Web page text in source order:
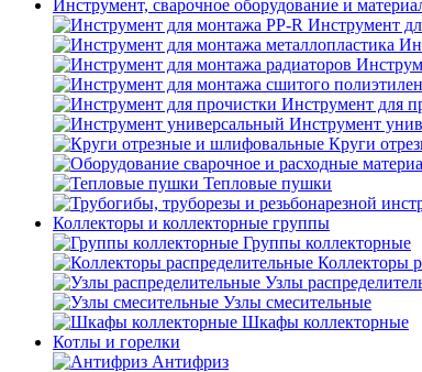
Инструмент, сварочное оборудование и
Инструмент
Инструмент для
Инструмент
Круги
Тепловые пушки
Коллекторы и коллекторные группы
Группы коллекторные
Коллекторы
Узлы
Узлы смесительные
Шкафы коллекторные
Котлы и горелки
Антифриз